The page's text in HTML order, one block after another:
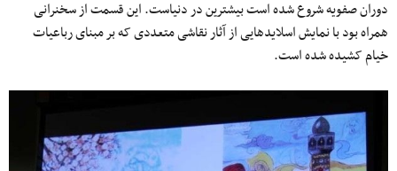
دوران صفویه شروع شده است بیشترین در دنیاست. این قسمت از سخنرانی
همراه بود با نمایش اسلاید‌هایی از آثار نقاشی متعددی که بر مبنای رباعیات
خیام کشیده شده است.